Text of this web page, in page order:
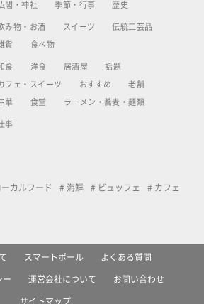
閣・神社 季節・行事 歴史
み物・お酒 スイーツ 伝統工芸品
貨 食べ物
食 洋食 居酒屋 話題
フェ・スイーツ おすすめ 老舗
華 食堂 ラーメン・蕎麦・麺類
事
ーカルフード 海鮮 ビュッフェ
カフェ
スマートポール よくある質問
ー 運営会社について お問い合わせ
サイトマップ